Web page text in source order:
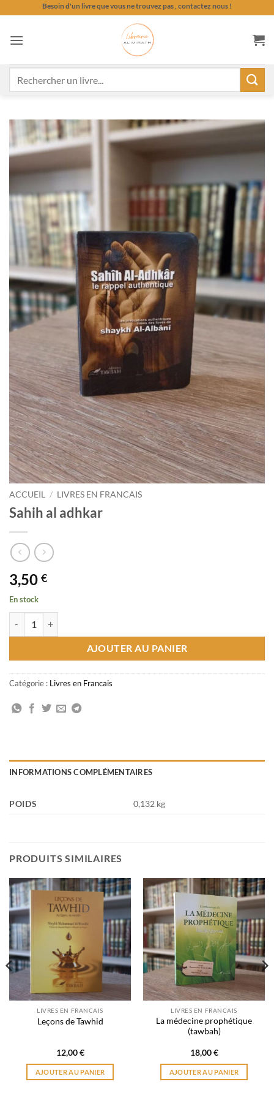
contenu
Besoin d'un livre que vous ne trouvez pas , contactez nous !
ACCUEIL / LIVRES EN FRANCAIS
Sahih al adhkar
3,50 €
En stock
AJOUTER AU PANIER
Catégorie : Livres en Francais
INFORMATIONS COMPLÉMENTAIRES
POIDS 0,132 kg
PRODUITS SIMILAIRES
LIVRES EN FRANCAIS
Leçons de Tawhid
12,00€
AJOUTER AU PANIER
LIVRES EN FRANCAIS
La médecine prophétique
(tawbah)
18,00€
AJOUTER AU PANIER